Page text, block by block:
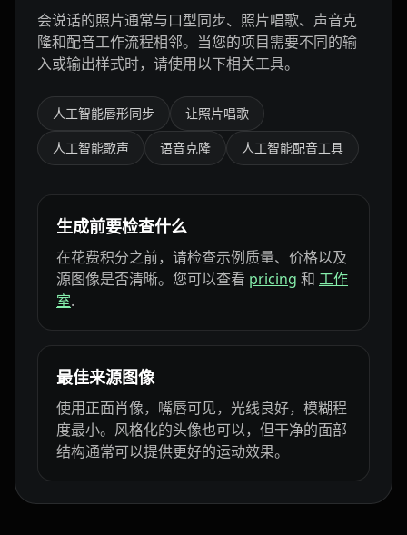
会说话的照片通常与口型同步、照片唱歌、声音克
隆和配音工作流程相邻。当您的项目需要不同的输
入或输出样式时，请使用以下相关工具。
人工智能唇形同步
让照片唱歌
人工智能歌声
语音克隆 人工智能配音工具
生成前要检查什么
在花费积分之前，请检查示例质量、价格以及
源图像是否清晰。您可以查看 pricing 和 工作
室.
最佳来源图像
使用正面肖像，嘴唇可见，光线良好，模糊程
度最小。风格化的头像也可以，但干净的面部
结构通常可以提供更好的运动效果。